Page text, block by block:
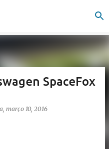
principal
SpaceFox
março 10, 2016